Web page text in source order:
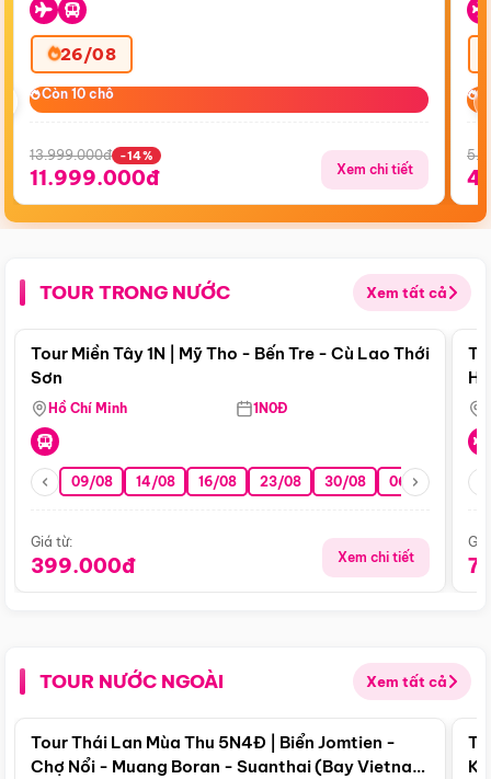
26/08
Còn 10 chỗ
Còn 10 chỗ
13.999.000đ -14%
11.999.000đ Xem chi tiết
TOUR TRONG NƯỚC Xem tất cả
Điểm nổi bật
Tour Miền Tây 1N | Mỹ Tho - Bến Tre - Cù Lao Thới
Sơn
Hồ Chí Minh 1N0Đ
09/08 14/08 16/08 23/08 30/08 06/09 13/09
Giá từ:
399.000đ Xem chi tiết
TOUR NƯỚC NGOÀI Xem tất cả
Điểm nổi bật
Tour Thái Lan Mùa Thu 5N4Đ | Biển Jomtien -
Chợ Nổi - Muang Boran - Suanthai (Bay Vietnam